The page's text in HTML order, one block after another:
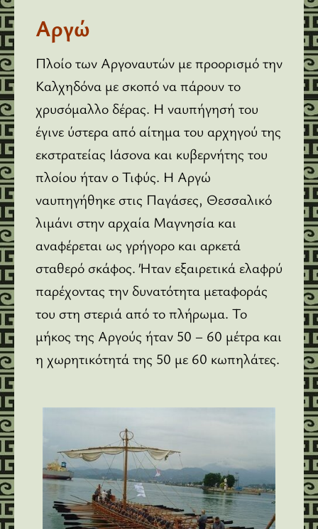
Αργώ
Πλοίο των Αργοναυτών με προορισμό την
Καλχηδόνα με σκοπό να πάρουν το
χρυσόμαλλο δέρας. Η ναυπήγησή του
έγινε ύστερα από αίτημα του αρχηγού της
εκστρατείας Ιάσονα και κυβερνήτης του
πλοίου ήταν ο Τιφύς. Η Αργώ
ναυπηγήθηκε στις Παγάσες, Θεσσαλικό
λιμάνι στην αρχαία Μαγνησία και
αναφέρεται ως γρήγορο και αρκετά
σταθερό σκάφος. Ήταν εξαιρετικά ελαφρύ
παρέχοντας την δυνατότητα μεταφοράς
του στη στεριά από το πλήρωμα. Το
μήκος της Αργούς ήταν 50 – 60 μέτρα και
η χωρητικότητά της 50 με 60 κωπηλάτες.